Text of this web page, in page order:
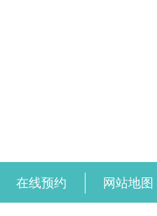
在线预约 网站地图